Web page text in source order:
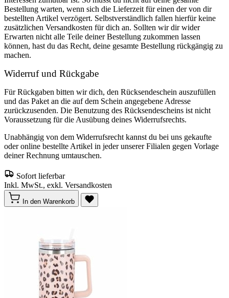
Bestellung warten, wenn sich die Lieferzeit für einen der von dir
bestellten Artikel verzögert. Selbstverständlich fallen hierfür keine
zusätzlichen Versandkosten für dich an. Sollten wir dir wider
Erwarten nicht alle Teile deiner Bestellung zukommen lassen
können, hast du das Recht, deine gesamte Bestellung rückgängig zu
machen.
Widerruf und Rückgabe
Für Rückgaben bitten wir dich, den Rücksendeschein auszufüllen
und das Paket an die auf dem Schein angegebene Adresse
zurückzusenden. Die Benutzung des Rücksendescheins ist nicht
Voraussetzung für die Ausübung deines Widerrufsrechts.
Unabhängig von dem Widerrufsrecht kannst du bei uns gekaufte
oder online bestellte Artikel in jeder unserer Filialen gegen Vorlage
deiner Rechnung umtauschen.
Sofort lieferbar
Inkl. MwSt., exkl. Versandkosten
In den Warenkorb